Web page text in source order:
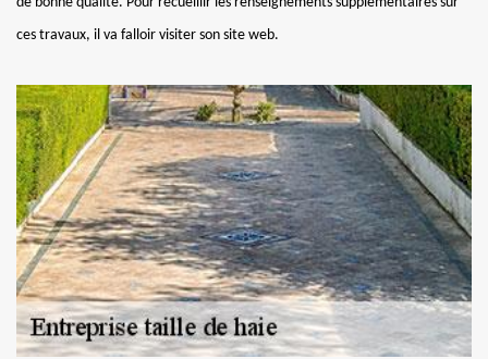
ces travaux, il va falloir visiter son site web.